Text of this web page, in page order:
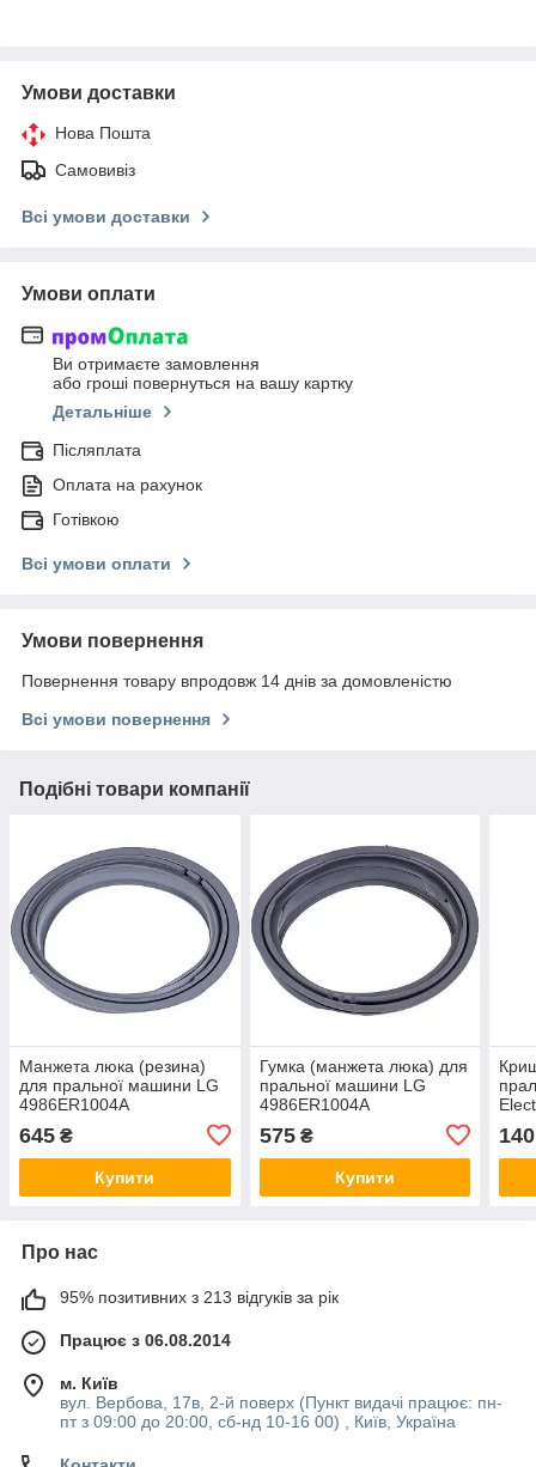
Умови доставки
Нова Пошта
Самовивіз
Всі умови доставки
Умови оплати
Ви отримаєте замовлення
або гроші повернуться на вашу картку
Детальніше
Післяплата
Оплата на рахунок
Готівкою
Всі умови оплати
Умови повернення
Повернення товару впродовж 14 днів за домовленістю
Всі умови повернення
Подібні товари компанії
Манжета люка (резина)
для пральної машини LG
4986ER1004A
645 ₴
Купити
Гумка (манжета люка) для
пральної машини LG
4986ER1004A
575₴
Купити
140
Про нас
95% позитивних з 213 відгуків за рік
Працює з 06.08.2014
м. Київ
вул. Вербова, 17в, 2-й поверх (Пункт видачі працює: пн-
пт з 09:00 до 20:00, сб-нд 10-16 00) , Київ, Україна